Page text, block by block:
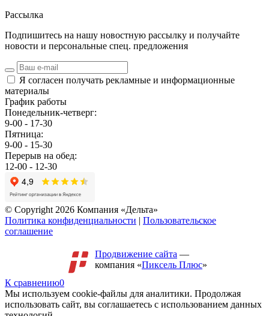
Рассылка
Подпишитесь на нашу новостную рассылку и получайте
новости и персональные спец. предложения
Я согласен получать рекламные и информационные
материалы
График работы
Понедельник-четверг:
9-00 - 17-30
Пятница:
9-00 - 15-30
Перерыв на обед:
12-00 - 12-30
© Copyright 2026 Компания «Дельта»
Политика конфиденциальности | Пользовательское
соглашение
Продвижение сайта —
компания «Пиксель Плюс»
К сравнению0
Мы используем cookie-файлы для аналитики. Продолжая
использовать сайт, вы соглашаетесь с использованием данных